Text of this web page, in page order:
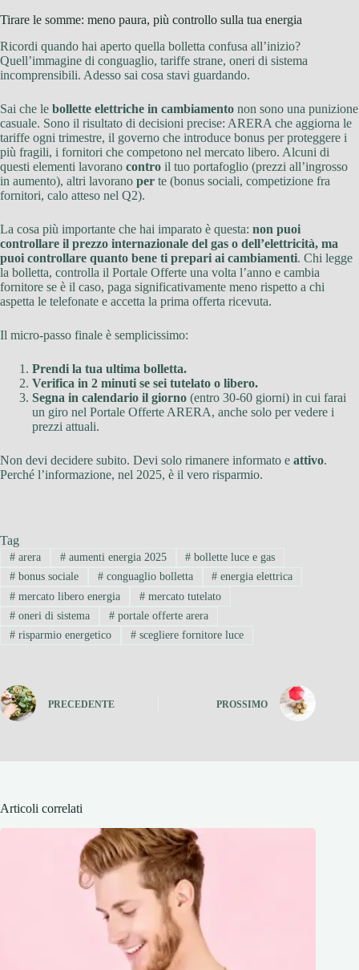
Tirare le somme: meno paura, più controllo sulla tua energia
Ricordi quando hai aperto quella bolletta confusa all’inizio?
Quell’immagine di conguaglio, tariffe strane, oneri di sistema
incomprensibili. Adesso sai cosa stavi guardando.
Sai che le bollette elettriche in cambiamento non sono una punizione
casuale. Sono il risultato di decisioni precise: ARERA che aggiorna le
tariffe ogni trimestre, il governo che introduce bonus per proteggere i
più fragili, i fornitori che competono nel mercato libero. Alcuni di
questi elementi lavorano contro il tuo portafoglio (prezzi all’ingrosso
in aumento), altri lavorano per te (bonus sociali, competizione fra
fornitori, calo atteso nel Q2).
La cosa più importante che hai imparato è questa: non puoi
controllare il prezzo internazionale del gas o dell’elettricità, ma
puoi controllare quanto bene ti prepari ai cambiamenti. Chi legge
la bolletta, controlla il Portale Offerte una volta l’anno e cambia
fornitore se è il caso, paga significativamente meno rispetto a chi
aspetta le telefonate e accetta la prima offerta ricevuta.
Il micro-passo finale è semplicissimo:
Prendi la tua ultima bolletta.
Verifica in 2 minuti se sei tutelato o libero.
Segna in calendario il giorno (entro 30-60 giorni) in cui farai
un giro nel Portale Offerte ARERA, anche solo per vedere i
prezzi attuali.
Non devi decidere subito. Devi solo rimanere informato e attivo.
Perché l’informazione, nel 2025, è il vero risparmio.
Tag
#arera #aumenti energia 2025 # bollette luce e gas
#bonus sociale #conguaglio bolletta # energia elettrica
#mercato libero energia #mercato tutelato
#oneri di sistema #portale offerte arera
#risparmio energetico #scegliere fornitore luce
PRECEDENTE PROSSIMO
Articoli correlati